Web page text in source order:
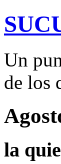
Un
de los
la